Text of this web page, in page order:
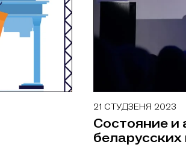
МЕРКАВАННІ
21 СТУДЗЕНЯ 2023
Состояние и